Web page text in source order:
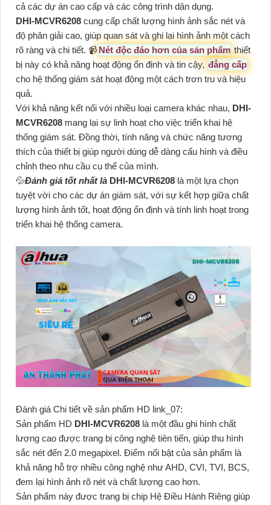
cả các dự án cao cấp và các công trình dân dụng.
DHI-MCVR6208 cung cấp chất lượng hình ảnh sắc nét và
độ phân giải cao, giúp quan sát và ghi lại hình ảnh một cách
rõ ràng và chi tiết. 📹Nét độc đáo hơn của sản phẩm thiết
bị này có khả năng hoạt động ổn định và tin cậy, đẳng cấp
cho hệ thống giám sát hoạt động một cách trơn tru và hiệu
quả.
Với khả năng kết nối với nhiều loại camera khác nhau, DHI-
MCVR6208 mang lại sự linh hoạt cho việc triển khai hệ
thống giám sát. Đồng thời, tính năng và chức năng tương
thích của thiết bị giúp người dùng dễ dàng cấu hình và điều
chỉnh theo nhu cầu cụ thể của mình.
💦Đánh giá tốt nhất là DHI-MCVR6208 là một lựa chọn
tuyệt vời cho các dự án giám sát, với sự kết hợp giữa chất
lượng hình ảnh tốt, hoạt động ổn định và tính linh hoạt trong
triển khai hệ thống camera.
Đánh giá Chi tiết về sản phẩm HD link_07:
Sản phẩm HD DHI-MCVR6208 là một đầu ghi hình chất
lượng cao được trang bị công nghệ tiên tiến, giúp thu hình
sắc nét đến 2.0 megapixel. Điểm nổi bật của sản phẩm là
khả năng hỗ trợ nhiều công nghệ như AHD, CVI, TVI, BCS,
đem lại hình ảnh rõ nét và chất lượng cao hơn.
Sản phẩm này được trang bị chip Hệ Điều Hành Riêng giúp